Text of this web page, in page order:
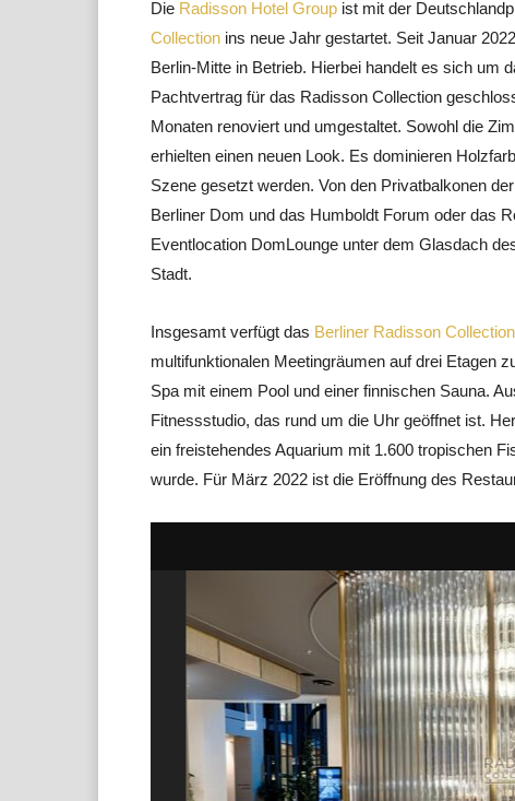
Die Radisson Hotel Group ist mit der
Collection ins neue Jahr gestartet. Seit Januar
Berlin-Mitte in Betrieb. Hierbei handelt es sich um
Pachtvertrag für das Radisson Collection
Monaten renoviert und umgestaltet. Sowohl die
erhielten einen neuen Look. Es dominieren
Szene gesetzt werden. Von den Privatbalkonen
Berliner Dom und das Humboldt Forum oder das
Eventlocation DomLounge unter dem Glasdach
Stadt.
Insgesamt verfügt das Berliner Radisson Collection
multifunktionalen Meetingräumen auf drei Etagen
Spa mit einem Pool und einer finnischen Sauna.
Fitnessstudio, das rund um die Uhr geöffnet ist.
ein freistehendes Aquarium mit 1.600 tropischen
wurde. Für März 2022 ist die Eröffnung des